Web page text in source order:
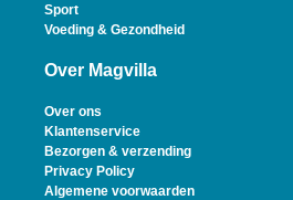
Sport
Voeding & Gezondheid
Over Magvilla
Over ons
Klantenservice
Bezorgen & verzending
Privacy Policy
Algemene voorwaarden